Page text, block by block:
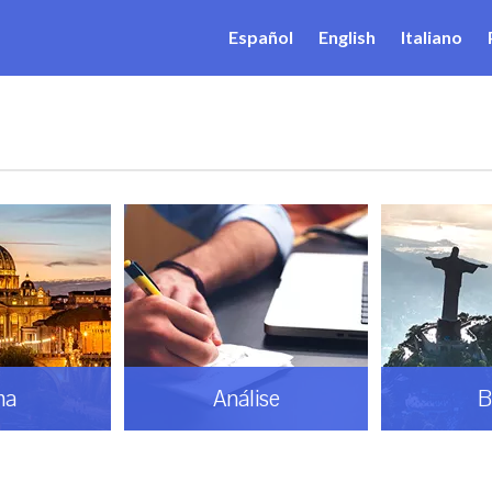
Español English Italiano
Análise